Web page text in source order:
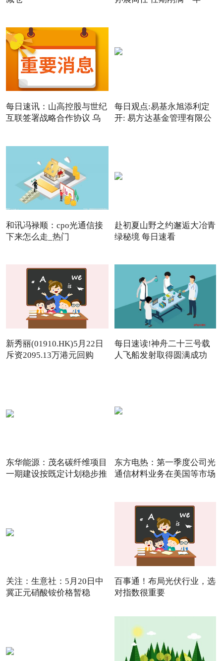
每日速讯：山高控股与世纪
互联签署战略合作协议 乌
每日观点:易基永旭添利定
开: 易方达基金管理有限公
和讯冯禄顺：cpo光通信接
下来怎么走_热门
赴初夏山野之约邂逅大冶青
绿秘境 每日速看
新秀丽(01910.HK)5月22日
斥资2095.13万港元回购
每日速读!神舟二十三号载
人飞船发射取得圆满成功
东华能源：茂名碳纤维项目
一期建设按既定计划稳步推
东方电热：第一季度公司光
通信材料业务在美国等市场
关注：生意社：5月20日中
冀正元硝酸铵价格暂稳
百事通！布局光伏行业，选
对指数很重要